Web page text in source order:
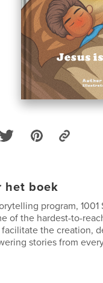
het boek
program,
of the hardest-to-
the creation,
stories from